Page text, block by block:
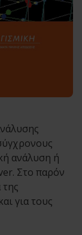
ανάλυση ή
Στο παρόν
της
για τους